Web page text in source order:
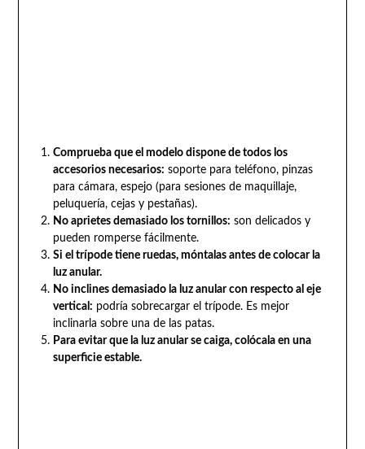
Comprueba que el modelo dispone de todos los
accesorios necesarios: soporte para teléfono, pinzas
para cámara, espejo (para sesiones de maquillaje,
peluquería, cejas y pestañas).
No aprietes demasiado los tornillos: son delicados y
pueden romperse fácilmente.
Si el trípode tiene ruedas, móntalas antes de colocar la
luz anular.
No inclines demasiado la luz anular con respecto al eje
vertical: podría sobrecargar el trípode. Es mejor
inclinarla sobre una de las patas.
Para evitar que la luz anular se caiga, colócala en una
superficie estable.